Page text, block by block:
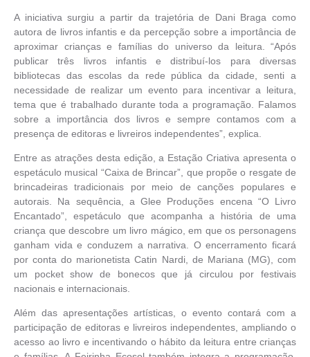
A iniciativa surgiu a partir da trajetória de Dani Braga como
autora de livros infantis e da percepção sobre a importância de
aproximar crianças e famílias do universo da leitura. “Após
publicar três livros infantis e distribuí-los para diversas
bibliotecas das escolas da rede pública da cidade, senti a
necessidade de realizar um evento para incentivar a leitura,
tema que é trabalhado durante toda a programação. Falamos
sobre a importância dos livros e sempre contamos com a
presença de editoras e livreiros independentes”, explica.
Entre as atrações desta edição, a Estação Criativa apresenta o
espetáculo musical “Caixa de Brincar”, que propõe o resgate de
brincadeiras tradicionais por meio de canções populares e
autorais. Na sequência, a Glee Produções encena “O Livro
Encantado”, espetáculo que acompanha a história de uma
criança que descobre um livro mágico, em que os personagens
ganham vida e conduzem a narrativa. O encerramento ficará
por conta do marionetista Catin Nardi, de Mariana (MG), com
um pocket show de bonecos que já circulou por festivais
nacionais e internacionais.
Além das apresentações artísticas, o evento contará com a
participação de editoras e livreiros independentes, ampliando o
acesso ao livro e incentivando o hábito da leitura entre crianças